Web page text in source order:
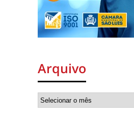
Arquivo